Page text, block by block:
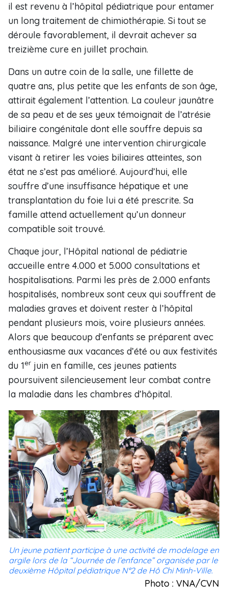
il est revenu à l’hôpital pédiatrique pour entamer
un long traitement de chimiothérapie. Si tout se
déroule favorablement, il devrait achever sa
treizième cure en juillet prochain.
Dans un autre coin de la salle, une fillette de
quatre ans, plus petite que les enfants de son âge,
attirait également l’attention. La couleur jaunâtre
de sa peau et de ses yeux témoignait de l’atrésie
biliaire congénitale dont elle souffre depuis sa
naissance. Malgré une intervention chirurgicale
visant à retirer les voies biliaires atteintes, son
état ne s’est pas amélioré. Aujourd’hui, elle
souffre d’une insuffisance hépatique et une
transplantation du foie lui a été prescrite. Sa
famille attend actuellement qu’un donneur
compatible soit trouvé.
Chaque jour, l’Hôpital national de pédiatrie
accueille entre 4.000 et 5.000 consultations et
hospitalisations. Parmi les près de 2.000 enfants
hospitalisés, nombreux sont ceux qui souffrent de
maladies graves et doivent rester à l’hôpital
pendant plusieurs mois, voire plusieurs années.
Alors que beaucoup d’enfants se préparent avec
enthousiasme aux vacances d’été ou aux festivités
du 1er juin en famille, ces jeunes patients
poursuivent silencieusement leur combat contre
la maladie dans les chambres d’hôpital.
Un jeune patient participe à une activité de modelage en
argile lors de la “Journée de l’enfance” organisée par le
deuxième Hôpital pédiatrique N°2 de Hô Chi Minh-Ville.
Photo : VNA/CVN